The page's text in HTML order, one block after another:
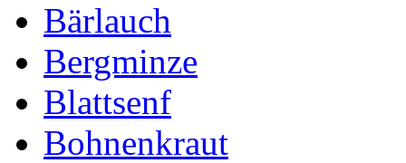
Bärlauch
Bergminze
Blattsenf
Bohnenkraut